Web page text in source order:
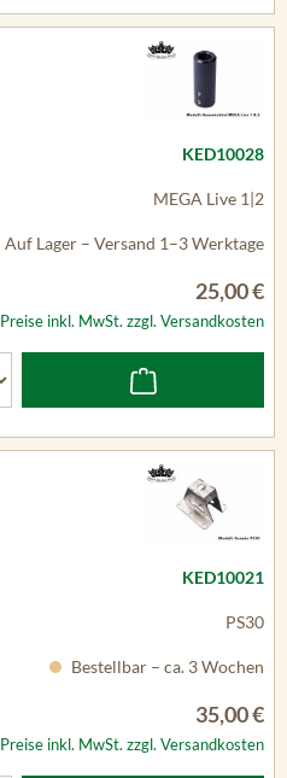
KED10028
MEGA Live 1|2
Auf Lager – Versand 1–3 Werktage
25,00 €
Preise inkl. MwSt. zzgl. Versandkosten
KED10021
PS30
Bestellbar – ca. 3 Wochen
35,00 €
Preise inkl. MwSt. zzgl. Versandkosten